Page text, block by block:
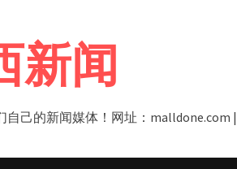
新闻
己的新闻媒体！网址：malldone.com